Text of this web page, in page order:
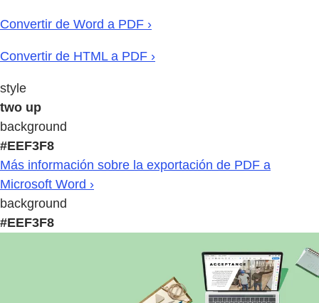
Convertir de Word a PDF ›
Convertir de HTML a PDF ›
style
two up
background
#EEF3F8
Más información sobre la exportación de PDF a
Microsoft Word ›
background
#EEF3F8